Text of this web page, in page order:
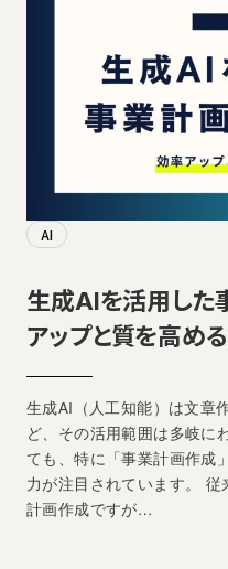
AI
生成AIを活用した
アップと質を高め
生成AI（人工知能）は文章
ど、その活用範囲は多岐に
ても、特に「事業計画作成
力が注目されています。
計画作成ですが…